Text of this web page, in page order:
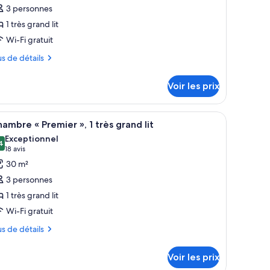
:
3 personnes
1 très grand lit
Wi-Fi gratuit
de détails
Voir les prix
bureau et une chaise. Les murs sont ornés de grandes peintures florales
:
Une chambre d’hôtel avec un grand lit, un
5 « Premier », 1 très grand lit
sur 10
Exceptionnel
18 avis
(18 avis)
30 m²
3 personnes
1 très grand lit
Wi-Fi gratuit
de détails
Voir les prix